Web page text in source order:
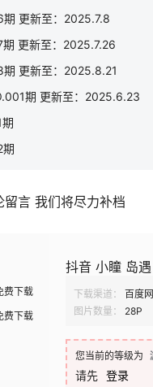
更新至：2025.7.8
更新至：2025.7.26
更新至：2025.8.21
期 更新至：2025.6.23
期
言 我们将尽力补档
费下载
费下载
抖音 小瞳 岛
下载渠道： 百度
图片数量：
28P
您当前的等级为
请先 登录